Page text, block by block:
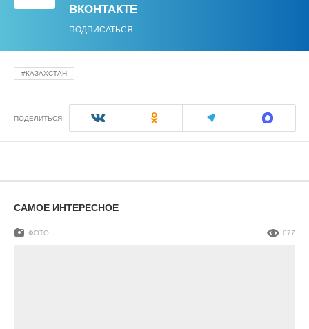
ВКОНТАКТЕ
ПОДПИСАТЬСЯ
КАЗАХСТАН
ПОДЕЛИТЬСЯ
САМОЕ ИНТЕРЕСНОЕ
ФОТО 677